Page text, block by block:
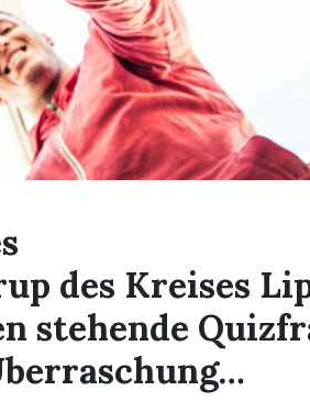
des Kreises
stehende